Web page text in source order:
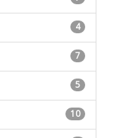
4
7
5
10